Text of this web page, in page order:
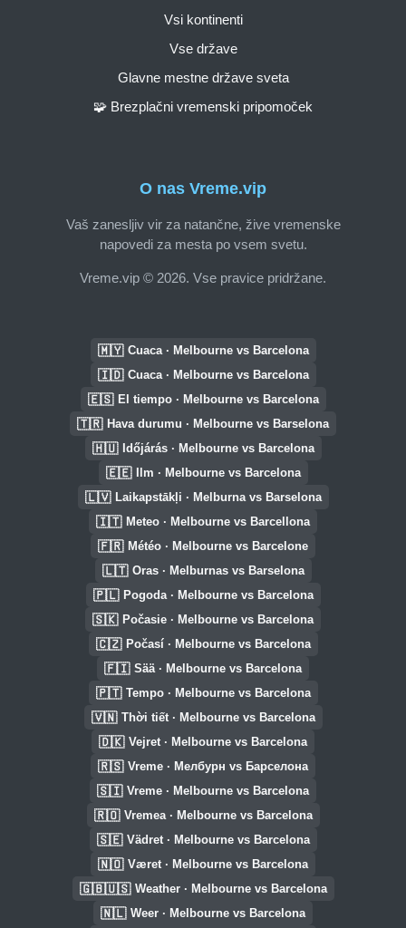
O nas Vreme.vip
Vaš zanesljiv vir za natančne, žive vremenske
napovedi za mesta po vsem svetu.
Vreme.vip © 2026. Vse pravice pridržane.
Vsi kontinenti
Vse države
Glavne mestne države sveta
🧩 Brezplačni vremenski pripomoček
🇲🇾 Cuaca · Melbourne vs Barcelona
🇮🇩 Cuaca · Melbourne vs Barcelona
🇪🇸 El tiempo · Melbourne vs Barcelona
🇹🇷 Hava durumu · Melbourne vs Barselona
🇭🇺 Időjárás · Melbourne vs Barcelona
🇪🇪 Ilm · Melbourne vs Barcelona
🇱🇻 Laikapstākļi · Melburna vs Barselona
🇮🇹 Meteo · Melbourne vs Barcellona
🇫🇷 Météo · Melbourne vs Barcelone
🇱🇹 Oras · Melburnas vs Barselona
🇵🇱 Pogoda · Melbourne vs Barcelona
🇸🇰 Počasie · Melbourne vs Barcelona
🇨🇿 Počasí · Melbourne vs Barcelona
🇫🇮 Sää · Melbourne vs Barcelona
🇵🇹 Tempo · Melbourne vs Barcelona
🇻🇳 Thời tiết · Melbourne vs Barcelona
🇩🇰 Vejret · Melbourne vs Barcelona
🇷🇸 Vreme · Мелбурн vs Барселона
🇸🇮 Vreme · Melbourne vs Barcelona
🇷🇴 Vremea · Melbourne vs Barcelona
🇸🇪 Vädret · Melbourne vs Barcelona
🇳🇴 Været · Melbourne vs Barcelona
🇬🇧🇺🇸 Weather · Melbourne vs Barcelona
🇳🇱 Weer · Melbourne vs Barcelona